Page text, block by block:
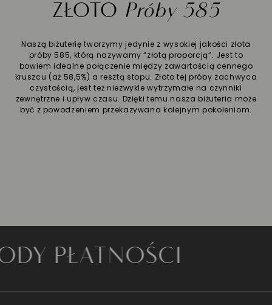
ZŁOTO Próby 585
Naszą biżuterię tworzymy jedynie z wysokiej jakości złota
próby 585, którą nazywamy “złotą proporcją”. Jest to
bowiem idealne połączenie między zawartością cennego
kruszcu (aż 58,5%) a resztą stopu. Złoto tej próby zachwyca
czystością, jest też niezwykle wytrzymałe na czynniki
zewnętrzne i upływ czasu. Dzięki temu nasza biżuteria może
być z powodzeniem przekazywana kolejnym pokoleniom.
PŁATNOŚCI